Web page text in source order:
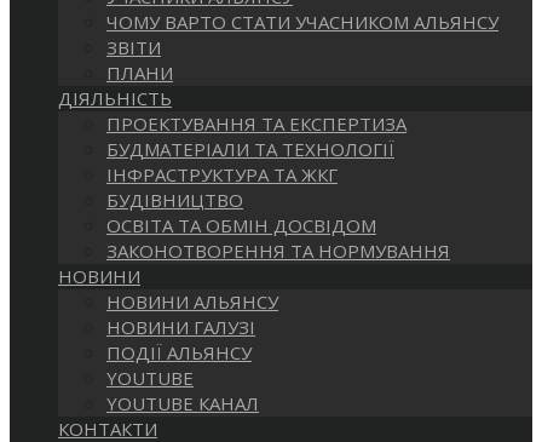
САЙТІ
ЧОМУ ВАРТО СТАТИ УЧАСНИКОМ АЛЬЯНСУ
ЗВІТИ
ПЛАНИ
ДІЯЛЬНІСТЬ
ПРОЕКТУВАННЯ ТА ЕКСПЕРТИЗА
БУДМАТЕРІАЛИ ТА ТЕХНОЛОГІЇ
ІНФРАСТРУКТУРА ТА ЖКГ
БУДІВНИЦТВО
ОСВІТА ТА ОБМІН ДОСВІДОМ
ЗАКОНОТВОРЕННЯ ТА НОРМУВАННЯ
НОВИНИ
НОВИНИ АЛЬЯНСУ
НОВИНИ ГАЛУЗІ
ПОДІЇ АЛЬЯНСУ
YOUTUBE
YOUTUBE КАНАЛ
КОНТАКТИ